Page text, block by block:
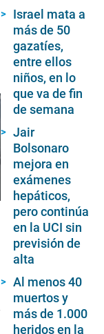
Israel mata a
más de 50
gazatíes,
entre ellos
niños, en lo
que va de fin
de semana
Jair
Bolsonaro
mejora en
exámenes
hepáticos,
pero continúa
en la UCI sin
previsión de
alta
Al menos 40
muertos y
más de 1.000
heridos en la